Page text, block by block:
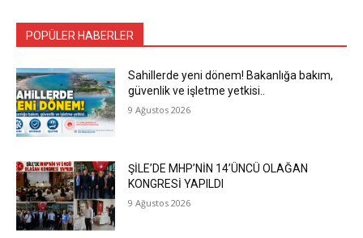
POPÜLER HABERLER
Sahillerde yeni dönem! Bakanlığa bakım,
güvenlik ve işletme yetkisi..
9 Ağustos 2026
ŞİLE’DE MHP’NİN 14’ÜNCÜ OLAĞAN
KONGRESİ YAPILDI
9 Ağustos 2026